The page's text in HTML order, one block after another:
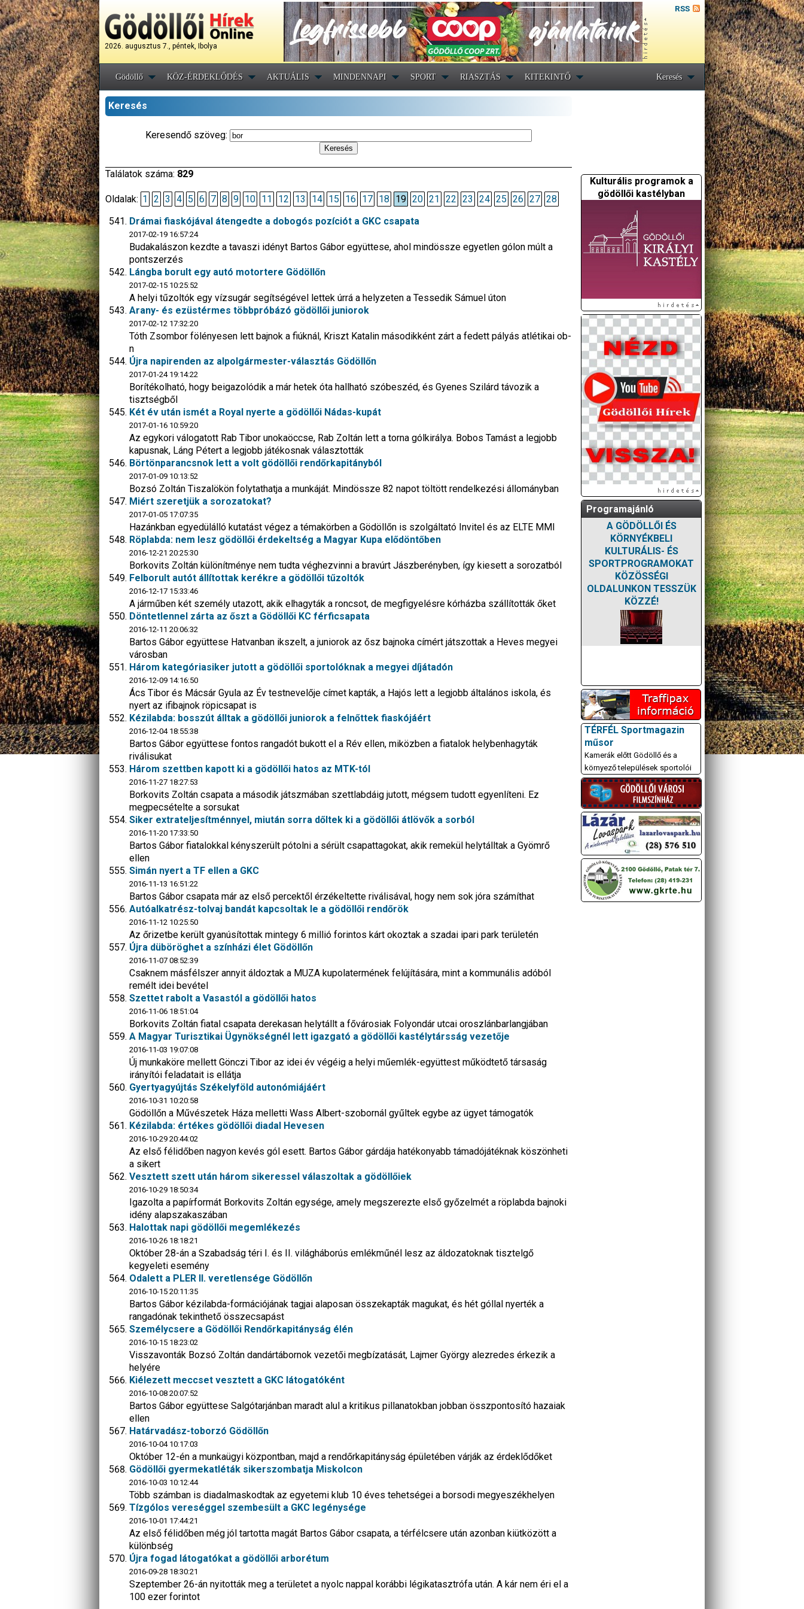
2026. augusztus 7., péntek, Ibolya
RSS
Gödöllő KÖZ-ÉRDEKLŐDÉS AKTUÁLIS MINDENNAPI SPORT RIASZTÁS KITEKINTŐ Keresés
Keresés
Keresendő szöveg:
Találatok száma: 829
Oldalak: 1 2 3 4 5 6 7 8 9 10 11 12 13 14 15 16 17 18 19 20 21 22 23 24 25 26 27 28
Drámai fiaskójával átengedte a dobogós pozíciót a GKC csapata
2017-02-19 16:57:24
Budakalászon kezdte a tavaszi idényt Bartos Gábor együttese, ahol mindössze egyetlen gólon múlt a
pontszerzés
Lángba borult egy autó motortere Gödöllőn
2017-02-15 10:25:52
A helyi tűzoltók egy vízsugár segítségével lettek úrrá a helyzeten a Tessedik Sámuel úton
Arany- és ezüstérmes többpróbázó gödöllői juniorok
2017-02-12 17:32:20
Tóth Zsombor fölényesen lett bajnok a fiúknál, Kriszt Katalin másodikként zárt a fedett pályás atlétikai ob-
n
Újra napirenden az alpolgármester-választás Gödöllőn
2017-01-24 19:14:22
Borítékolható, hogy beigazolódik a már hetek óta hallható szóbeszéd, és Gyenes Szilárd távozik a
tisztségből
Két év után ismét a Royal nyerte a gödöllői Nádas-kupát
2017-01-16 10:59:20
Az egykori válogatott Rab Tibor unokaöccse, Rab Zoltán lett a torna gólkirálya. Bobos Tamást a legjobb
kapusnak, Láng Pétert a legjobb játékosnak választották
Börtönparancsnok lett a volt gödöllői rendőrkapitányból
2017-01-09 10:13:52
Bozsó Zoltán Tiszalökön folytathatja a munkáját. Mindössze 82 napot töltött rendelkezési állományban
Miért szeretjük a sorozatokat?
2017-01-05 17:07:35
Hazánkban egyedülálló kutatást végez a témakörben a Gödöllőn is szolgáltató Invitel és az ELTE MMI
Röplabda: nem lesz gödöllői érdekeltség a Magyar Kupa elődöntőben
2016-12-21 20:25:30
Borkovits Zoltán különítménye nem tudta véghezvinni a bravúrt Jászberényben, így kiesett a sorozatból
Felborult autót állítottak kerékre a gödöllői tűzoltók
2016-12-17 15:33:46
A járműben két személy utazott, akik elhagyták a roncsot, de megfigyelésre kórházba szállították őket
Döntetlennel zárta az őszt a Gödöllői KC férficsapata
2016-12-11 20:06:32
Bartos Gábor együttese Hatvanban ikszelt, a juniorok az ősz bajnoka címért játszottak a Heves megyei
városban
Három kategóriasiker jutott a gödöllői sportolóknak a megyei díjátadón
2016-12-09 14:16:50
Ács Tibor és Mácsár Gyula az Év testnevelője címet kapták, a Hajós lett a legjobb általános iskola, és
nyert az ifibajnok röpicsapat is
Kézilabda: bosszút álltak a gödöllői juniorok a felnőttek fiaskójáért
2016-12-04 18:55:38
Bartos Gábor együttese fontos rangadót bukott el a Rév ellen, miközben a fiatalok helybenhagyták
riválisukat
Három szettben kapott ki a gödöllői hatos az MTK-tól
2016-11-27 18:27:53
Borkovits Zoltán csapata a második játszmában szettlabdáig jutott, mégsem tudott egyenlíteni. Ez
megpecsételte a sorsukat
Siker extrateljesítménnyel, miután sorra dőltek ki a gödöllői átlövők a sorból
2016-11-20 17:33:50
Bartos Gábor fiatalokkal kényszerült pótolni a sérült csapattagokat, akik remekül helytálltak a Gyömrő
ellen
Simán nyert a TF ellen a GKC
2016-11-13 16:51:22
Bartos Gábor csapata már az első percektől érzékeltette riválisával, hogy nem sok jóra számíthat
Autóalkatrész-tolvaj bandát kapcsoltak le a gödöllői rendőrök
2016-11-12 10:25:50
Az őrizetbe került gyanúsítottak mintegy 6 millió forintos kárt okoztak a szadai ipari park területén
Újra düböröghet a színházi élet Gödöllőn
2016-11-07 08:52:39
Csaknem másfélszer annyit áldoztak a MUZA kupolatermének felújítására, mint a kommunális adóból
remélt idei bevétel
Szettet rabolt a Vasastól a gödöllői hatos
2016-11-06 18:51:04
Borkovits Zoltán fiatal csapata derekasan helytállt a fővárosiak Folyondár utcai oroszlánbarlangjában
A Magyar Turisztikai Ügynökségnél lett igazgató a gödöllői kastélytársság vezetője
2016-11-03 19:07:08
Új munkaköre mellett Gönczi Tibor az idei év végéig a helyi műemlék-együttest működtető társaság
irányítói feladatait is ellátja
Gyertyagyújtás Székelyföld autonómiájáért
2016-10-31 10:20:58
Gödöllőn a Művészetek Háza melletti Wass Albert-szobornál gyűltek egybe az ügyet támogatók
Kézilabda: értékes gödöllői diadal Hevesen
2016-10-29 20:44:02
Az első félidőben nagyon kevés gól esett. Bartos Gábor gárdája hatékonyabb támadójátéknak köszönheti
a sikert
Vesztett szett után három sikeressel válaszoltak a gödöllőiek
2016-10-29 18:50:34
Igazolta a papírformát Borkovits Zoltán egysége, amely megszerezte első győzelmét a röplabda bajnoki
idény alapszakaszában
Halottak napi gödöllői megemlékezés
2016-10-26 18:18:21
Október 28-án a Szabadság téri I. és II. világháborús emlékműnél lesz az áldozatoknak tisztelgő
kegyeleti esemény
Odalett a PLER II. veretlensége Gödöllőn
2016-10-15 20:11:35
Bartos Gábor kézilabda-formációjának tagjai alaposan összekapták magukat, és hét góllal nyerték a
rangadónak tekinthető összecsapást
Személycsere a Gödöllői Rendőrkapitányság élén
2016-10-15 18:23:02
Visszavonták Bozsó Zoltán dandártábornok vezetői megbízatását, Lajmer György alezredes érkezik a
helyére
Kiélezett meccset vesztett a GKC látogatóként
2016-10-08 20:07:52
Bartos Gábor együttese Salgótarjánban maradt alul a kritikus pillanatokban jobban összpontosító hazaiak
ellen
Határvadász-toborzó Gödöllőn
2016-10-04 10:17:03
Október 12-én a munkaügyi központban, majd a rendőrkapitányság épületében várják az érdeklődőket
Gödöllői gyermekatléták sikerszombatja Miskolcon
2016-10-03 10:12:44
Több számban is diadalmaskodtak az egyetemi klub 10 éves tehetségei a borsodi megyeszékhelyen
Tízgólos vereséggel szembesült a GKC legénysége
2016-10-01 17:44:21
Az első félidőben még jól tartotta magát Bartos Gábor csapata, a térfélcsere után azonban kiütközött a
különbség
Újra fogad látogatókat a gödöllői arborétum
2016-09-28 18:30:21
Szeptember 26-án nyitották meg a területet a nyolc nappal korábbi légikatasztrófa után. A kár nem éri el a
100 ezer forintot
Kulturális programok a
gödöllői kastélyban
Programajánló
A GÖDÖLLŐI ÉS
KÖRNYÉKBELI
KULTURÁLIS- ÉS
SPORTPROGRAMOKAT
KÖZÖSSÉGI
OLDALUNKON TESSZÜK
KÖZZÉ!
TÉRFÉL Sportmagazin
műsor
Kamerák előtt Gödöllő és a
környező települések sportolói